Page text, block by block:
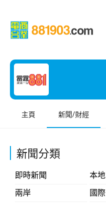
主頁 新聞/財經
新聞分類
即時新聞
本地
兩岸
國際